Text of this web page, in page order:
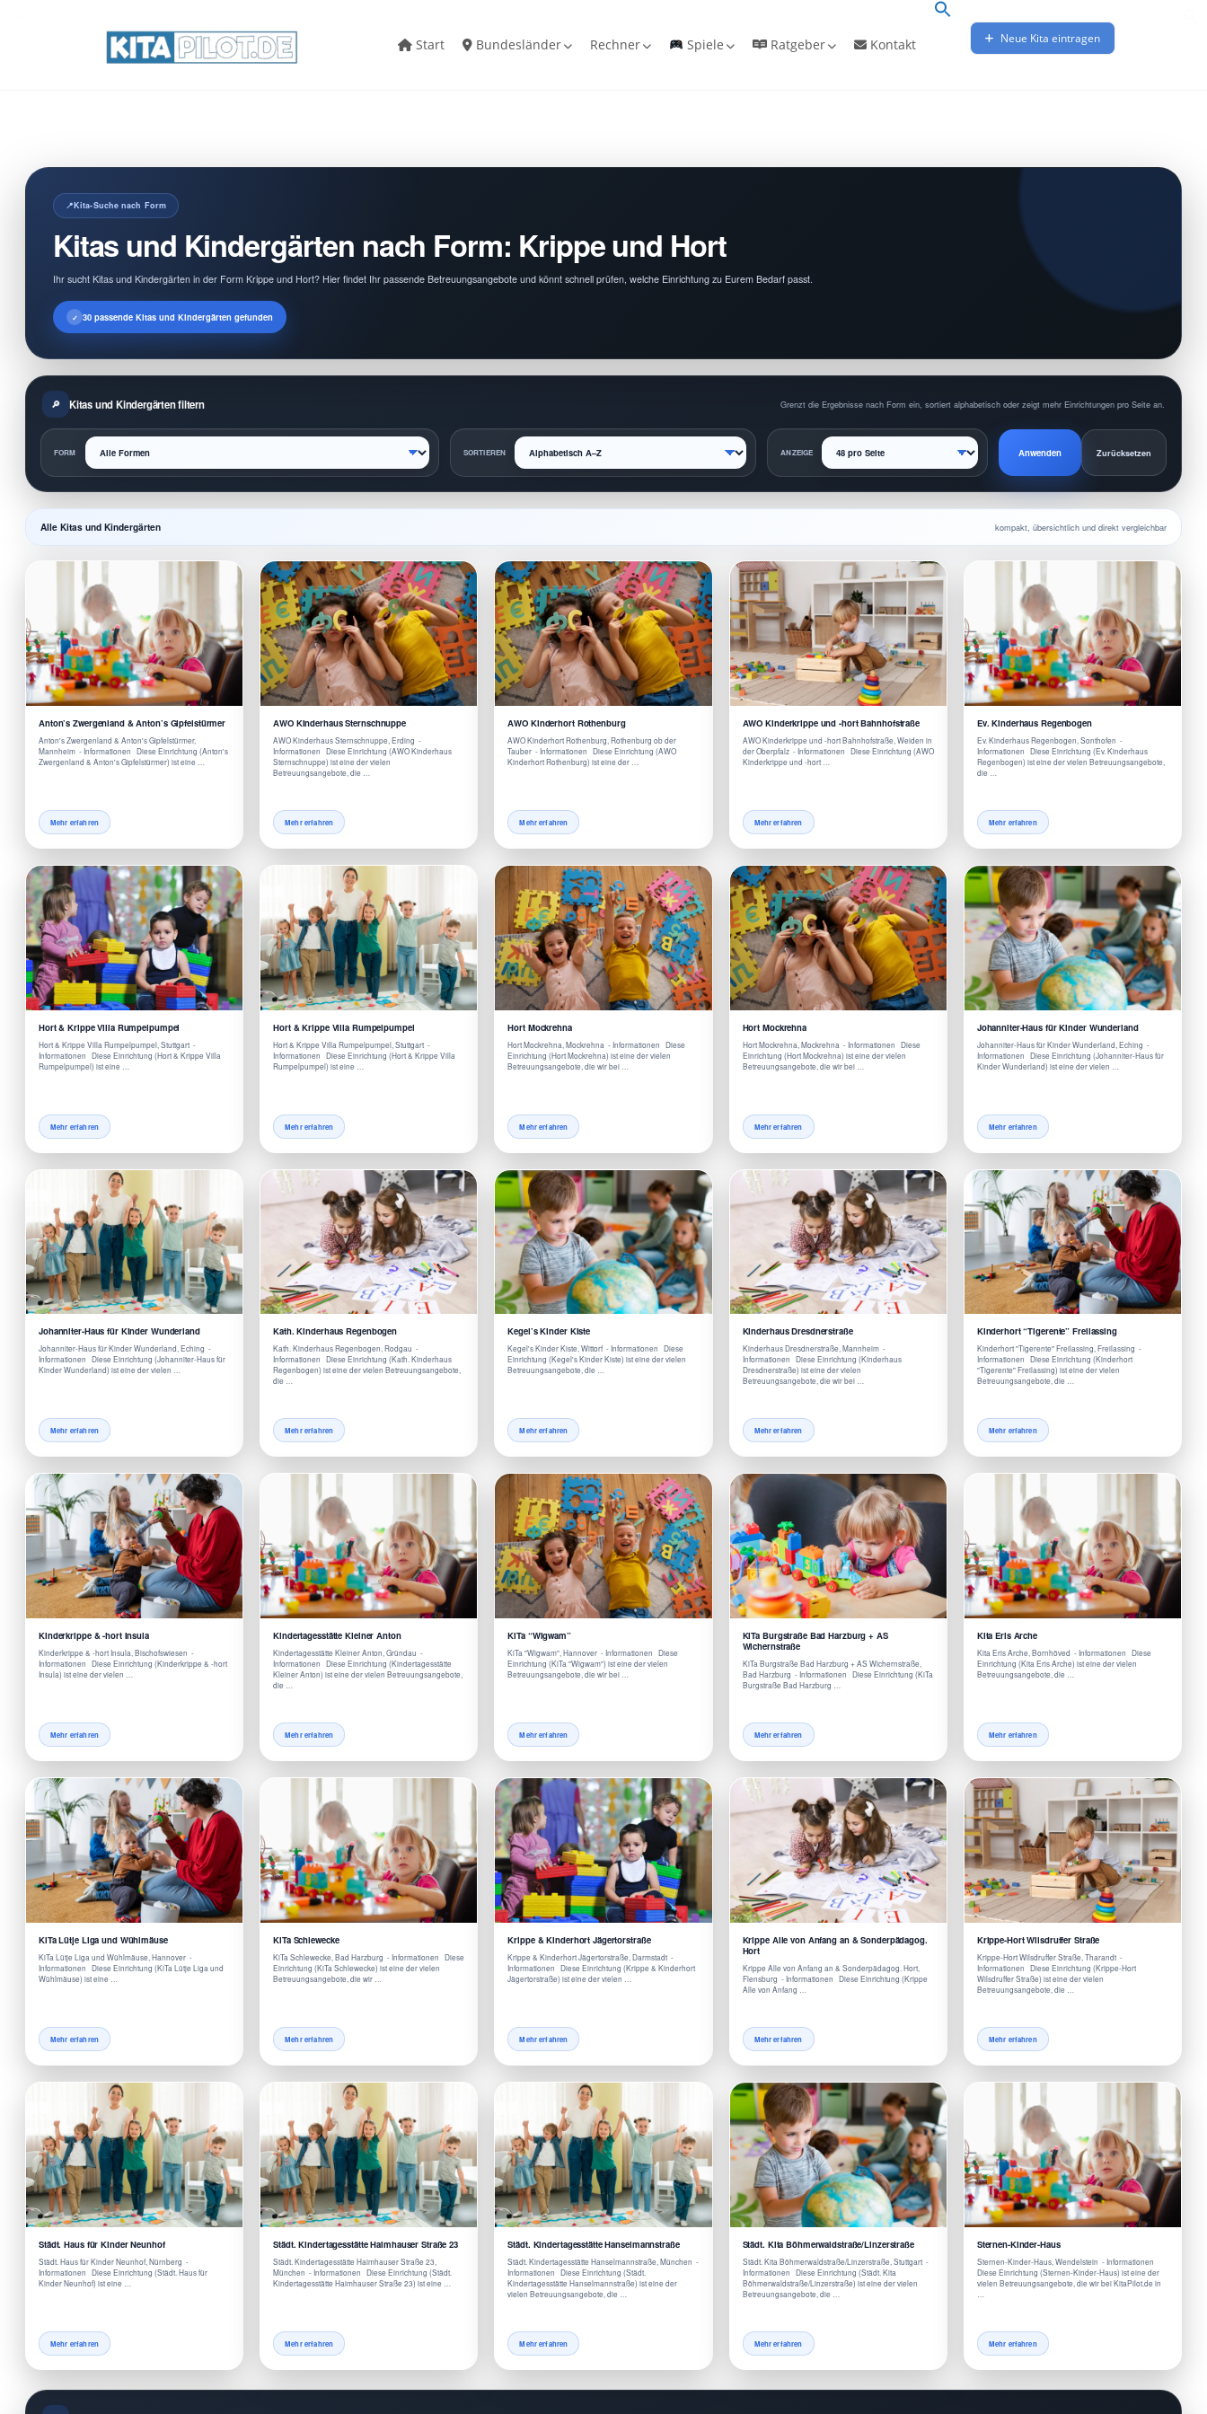
Start Bundesländer Rechner Spiele Ratgeber Kontakt Neue Kita eintragen
Kita-Suche nach Form
Kitas und Kindergärten nach Form: Krippe und Hort
Ihr sucht Kitas und Kindergärten in der Form Krippe und Hort? Hier findet Ihr passende Betreuungsangebote und könnt schnell prüfen, welche Einrichtung zu Eurem Bedarf passt.
30 passende Kitas und Kindergärten gefunden
Kitas und Kindergärten filtern Grenzt die Ergebnisse nach Form ein, sortiert alphabetisch oder zeigt mehr Einrichtungen pro Seite an.
FORM SORTIEREN ANZEIGE Anwenden Zurücksetzen
Alle Kitas und Kindergärten kompakt, übersichtlich und direkt vergleichbar
Anton’s Zwergenland & Anton’s Gipfelstürmer
Anton's Zwergenland & Anton's Gipfelstürmer,
Mannheim - Informationen Diese Einrichtung (Anton's
Zwergenland & Anton's Gipfelstürmer) ist eine …
Mehr erfahren
AWO Kinderhaus Sternschnuppe
AWO Kinderhaus Sternschnuppe, Erding -
Informationen Diese Einrichtung (AWO Kinderhaus
Sternschnuppe) ist eine der vielen
Betreuungsangebote, die …
Mehr erfahren
AWO Kinderhort Rothenburg
AWO Kinderhort Rothenburg, Rothenburg ob der
Tauber - Informationen Diese Einrichtung (AWO
Kinderhort Rothenburg) ist eine der …
Mehr erfahren
AWO Kinderkrippe und -hort Bahnhofstraße
AWO Kinderkrippe und -hort Bahnhofstraße, Weiden in
der Oberpfalz - Informationen Diese Einrichtung (AWO
Kinderkrippe und -hort …
Mehr erfahren
Ev. Kinderhaus Regenbogen
Ev. Kinderhaus Regenbogen, Sonthofen -
Informationen Diese Einrichtung (Ev. Kinderhaus
Regenbogen) ist eine der vielen Betreuungsangebote,
die …
Mehr erfahren
Hort & Krippe Villa Rumpelpumpel
Hort & Krippe Villa Rumpelpumpel, Stuttgart -
Informationen Diese Einrichtung (Hort & Krippe Villa
Rumpelpumpel) ist eine …
Mehr erfahren
Hort & Krippe Villa Rumpelpumpel
Hort & Krippe Villa Rumpelpumpel, Stuttgart -
Informationen Diese Einrichtung (Hort & Krippe Villa
Rumpelpumpel) ist eine …
Mehr erfahren
Hort Mockrehna
Hort Mockrehna, Mockrehna - Informationen Diese
Einrichtung (Hort Mockrehna) ist eine der vielen
Betreuungsangebote, die wir bei …
Mehr erfahren
Hort Mockrehna
Hort Mockrehna, Mockrehna - Informationen Diese
Einrichtung (Hort Mockrehna) ist eine der vielen
Betreuungsangebote, die wir bei …
Mehr erfahren
Johanniter-Haus für Kinder Wunderland
Johanniter-Haus für Kinder Wunderland, Eching -
Informationen Diese Einrichtung (Johanniter-Haus für
Kinder Wunderland) ist eine der vielen …
Mehr erfahren
Johanniter-Haus für Kinder Wunderland
Johanniter-Haus für Kinder Wunderland, Eching -
Informationen Diese Einrichtung (Johanniter-Haus für
Kinder Wunderland) ist eine der vielen …
Mehr erfahren
Kath. Kinderhaus Regenbogen
Kath. Kinderhaus Regenbogen, Rodgau -
Informationen Diese Einrichtung (Kath. Kinderhaus
Regenbogen) ist eine der vielen Betreuungsangebote,
die …
Mehr erfahren
Kegel’s Kinder Kiste
Kegel's Kinder Kiste, Wittorf - Informationen Diese
Einrichtung (Kegel's Kinder Kiste) ist eine der vielen
Betreuungsangebote, die …
Mehr erfahren
Kinderhaus Dresdnerstraße
Kinderhaus Dresdnerstraße, Mannheim -
Informationen Diese Einrichtung (Kinderhaus
Dresdnerstraße) ist eine der vielen
Betreuungsangebote, die wir bei …
Mehr erfahren
Kinderhort “Tigerente” Freilassing
Kinderhort "Tigerente" Freilassing, Freilassing -
Informationen Diese Einrichtung (Kinderhort
"Tigerente" Freilassing) ist eine der vielen
Betreuungsangebote, die …
Mehr erfahren
Kinderkrippe & -hort Insula
Kinderkrippe & -hort Insula, Bischofswiesen -
Informationen Diese Einrichtung (Kinderkrippe & -hort
Insula) ist eine der vielen …
Mehr erfahren
Kindertagesstätte Kleiner Anton
Kindertagesstätte Kleiner Anton, Gründau -
Informationen Diese Einrichtung (Kindertagesstätte
Kleiner Anton) ist eine der vielen Betreuungsangebote,
die …
Mehr erfahren
KiTa “Wigwam”
KiTa "Wigwam", Hannover - Informationen Diese
Einrichtung (KiTa "Wigwam") ist eine der vielen
Betreuungsangebote, die wir bei …
Mehr erfahren
KiTa Burgstraße Bad Harzburg + AS
Wichernstraße
KiTa Burgstraße Bad Harzburg + AS Wichernstraße,
Bad Harzburg - Informationen Diese Einrichtung (KiTa
Burgstraße Bad Harzburg …
Mehr erfahren
Kita Eris Arche
Kita Eris Arche, Bornhöved - Informationen Diese
Einrichtung (Kita Eris Arche) ist eine der vielen
Betreuungsangebote, die …
Mehr erfahren
KiTa Lütje Liga und Wühlmäuse
KiTa Lütje Liga und Wühlmäuse, Hannover -
Informationen Diese Einrichtung (KiTa Lütje Liga und
Wühlmäuse) ist eine …
Mehr erfahren
KiTa Schlewecke
KiTa Schlewecke, Bad Harzburg - Informationen Diese
Einrichtung (KiTa Schlewecke) ist eine der vielen
Betreuungsangebote, die wir …
Mehr erfahren
Krippe & Kinderhort Jägertorstraße
Krippe & Kinderhort Jägertorstraße, Darmstadt -
Informationen Diese Einrichtung (Krippe & Kinderhort
Jägertorstraße) ist eine der vielen …
Mehr erfahren
Krippe Alle von Anfang an & Sonderpädagog.
Hort
Krippe Alle von Anfang an & Sonderpädagog. Hort,
Flensburg - Informationen Diese Einrichtung (Krippe
Alle von Anfang …
Mehr erfahren
Krippe-Hort Wilsdruffer Straße
Krippe-Hort Wilsdruffer Straße, Tharandt -
Informationen Diese Einrichtung (Krippe-Hort
Wilsdruffer Straße) ist eine der vielen
Betreuungsangebote, die …
Mehr erfahren
Städt. Haus für Kinder Neunhof
Städt. Haus für Kinder Neunhof, Nürnberg -
Informationen Diese Einrichtung (Städt. Haus für
Kinder Neunhof) ist eine …
Mehr erfahren
Städt. Kindertagesstätte Haimhauser Straße 23
Städt. Kindertagesstätte Haimhauser Straße 23,
München - Informationen Diese Einrichtung (Städt.
Kindertagesstätte Haimhauser Straße 23) ist eine …
Mehr erfahren
Städt. Kindertagesstätte Hanselmannstraße
Städt. Kindertagesstätte Hanselmannstraße, München -
Informationen Diese Einrichtung (Städt.
Kindertagesstätte Hanselmannstraße) ist eine der
vielen Betreuungsangebote, die …
Mehr erfahren
Städt. Kita Böhmerwaldstraße/Linzerstraße
Städt. Kita Böhmerwaldstraße/Linzerstraße, Stuttgart -
Informationen Diese Einrichtung (Städt. Kita
Böhmerwaldstraße/Linzerstraße) ist eine der vielen
Betreuungsangebote, die …
Mehr erfahren
Sternen-Kinder-Haus
Sternen-Kinder-Haus, Wendelstein - Informationen
Diese Einrichtung (Sternen-Kinder-Haus) ist eine der
vielen Betreuungsangebote, die wir bei KitaPilot.de in
Mehr erfahren